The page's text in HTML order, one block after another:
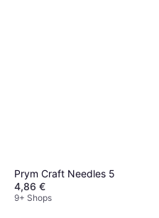
Prym Craft Needles 5
4,86 €
9+ Shops